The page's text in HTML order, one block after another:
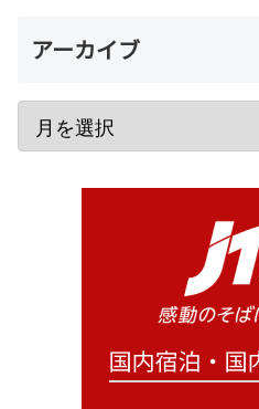
アーカイブ